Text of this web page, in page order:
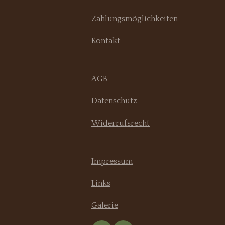
Zahlungsmöglichkeiten
Kontakt
AGB
Datenschutz
Widerrufsrecht
Impressum
Links
Galerie